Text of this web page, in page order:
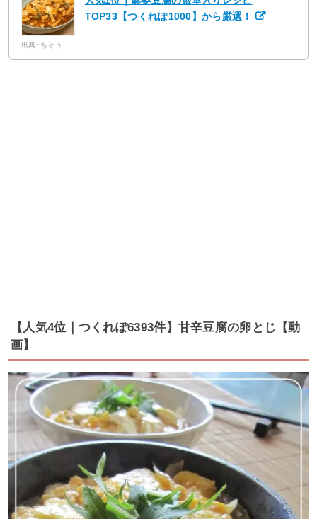
TOP33【つくれぽ1000】から厳選！
出典: ちそう
【人気4位｜つくれぽ6393件】甘辛豆腐の卵とじ【動
画】